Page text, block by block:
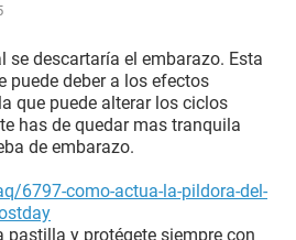
se descartaría el embarazo. Esta
puede deber a los efectos
que puede alterar los ciclos
has de quedar mas tranquila
de embarazo.
6797-como-actua-la-pildora-del-
pastilla y protégete siempre con